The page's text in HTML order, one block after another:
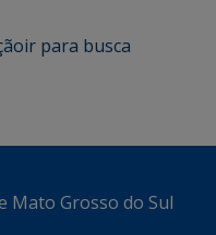
ir para busca
Mato Grosso do Sul